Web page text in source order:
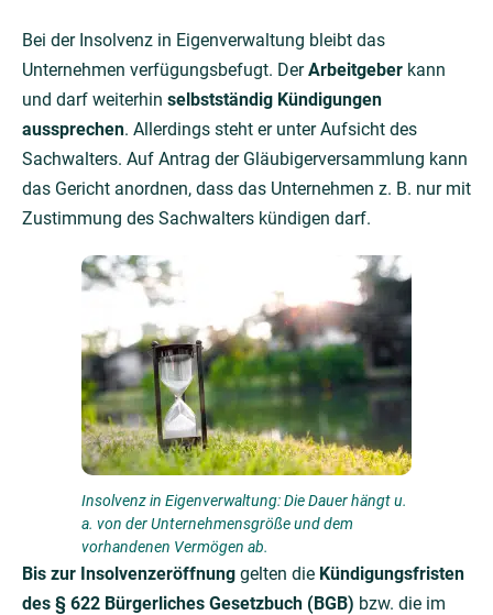
Bei der Insolvenz in Eigenverwaltung bleibt das
Unternehmen verfügungsbefugt. DerArbeitgeber kann
und darf weiterhin selbstständig Kündigungen
aussprechen. Allerdings steht er unter Aufsicht des
Sachwalters. Auf Antrag der Gläubigerversammlung kann
das Gericht anordnen, dass das Unternehmen z. B. nur mit
Zustimmung des Sachwalters kündigen darf.
Insolvenz in Eigenverwaltung: Die Dauer hängt u.
a. von der Unternehmensgröße und dem
vorhandenen Vermögen ab.
Bis zur Insolvenzeröffnung gelten die Kündigungsfristen
des § 622 Bürgerliches Gesetzbuch (BGB) bzw. die im